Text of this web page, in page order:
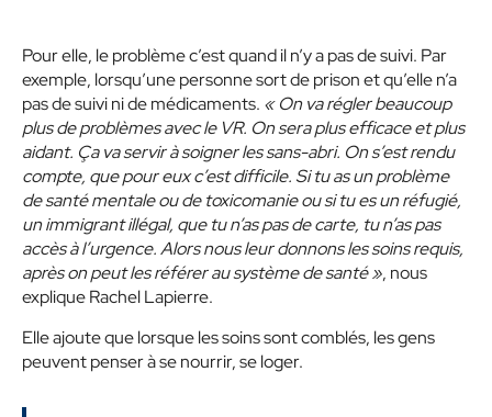
Pour elle, le problème c’est quand il n’y a pas de suivi. Par
exemple, lorsqu’une personne sort de prison et qu’elle n’a
pas de suivi ni de médicaments. « On va régler beaucoup
plus de problèmes avec le VR. On sera plus efficace et plus
aidant. Ça va servir à soigner les sans-abri. On s’est rendu
compte, que pour eux c’est difficile. Si tu as un problème
de santé mentale ou de toxicomanie ou si tu es un réfugié,
un immigrant illégal, que tu n’as pas de carte, tu n’as pas
accès à l’urgence. Alors nous leur donnons les soins requis,
après on peut les référer au système de santé », nous
explique Rachel Lapierre.
Elle ajoute que lorsque les soins sont comblés, les gens
peuvent penser à se nourrir, se loger.